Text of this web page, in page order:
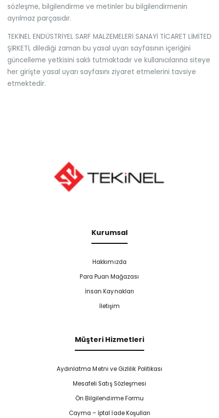
sözleşme, bilgilendirme ve metinler bu bilgilendirmenin
ayrılmaz parçasıdır.
TEKİNEL ENDÜSTRİYEL SARF MALZEMELERİ SANAYİ TİCARET LİMİTED
ŞİRKETİ, dilediği zaman bu yasal uyarı sayfasının içeriğini
güncelleme yetkisini saklı tutmaktadır ve kullanıcılarına siteye
her girişte yasal uyarı sayfasını ziyaret etmelerini tavsiye
etmektedir.
Kurumsal
Hakkımızda
Para Puan Mağazası
İnsan Kaynakları
İletişim
Müşteri Hizmetleri
Aydınlatma Metni ve Gizlilik Politikası
Mesafeli Satış Sözleşmesi
Ön Bilgilendirme Formu
Cayma – İptal İade Koşulları